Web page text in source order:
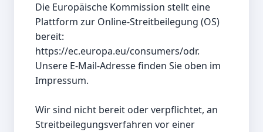
Die Europäische Kommission stellt eine
Plattform zur Online-Streitbeilegung (OS)
bereit:
https://ec.europa.eu/consumers/odr.
Unsere E-Mail-Adresse finden Sie oben im
Impressum.
Wir sind nicht bereit oder verpflichtet, an
Streitbeilegungsverfahren vor einer